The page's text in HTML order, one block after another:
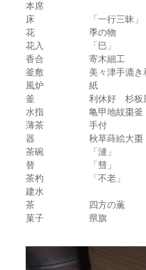
本席
床
花
花入
香合
釜敷
風炉
釜
水指
薄茶
器
茶碗
替
茶杓
建水
茶
菓子
「一行三昧」
季の物
「巳」
寄木細工
美々津手漉き
紙
利休好 杉板
亀甲地紋棗釜
手付
秋草蒔絵大棗
「漣」
「彗」
「不老」
四方の薫
県旗